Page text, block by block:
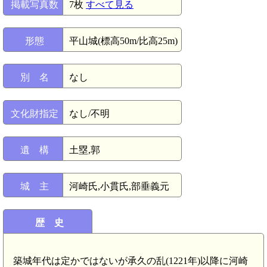
掲載写真数 7枚 すべて見る
形態 平山城(標高50m/比高25m)
別 名 なし
文化財指定 なし/不明
遺 構 土塁,郭
城 主 河崎氏,小貫氏,部垂義元
歴 史
築城年代は定かではないが承久の乱(1221年)以降に河崎